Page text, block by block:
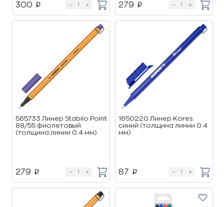
300 p 279 p
565733 Линер Stabilo Point
88/55 фиолетовый
(толщина линии 0.4 мм)
279 p
1650220 Линер Kores
синий (толщина линии 0.4
мм)
87 p